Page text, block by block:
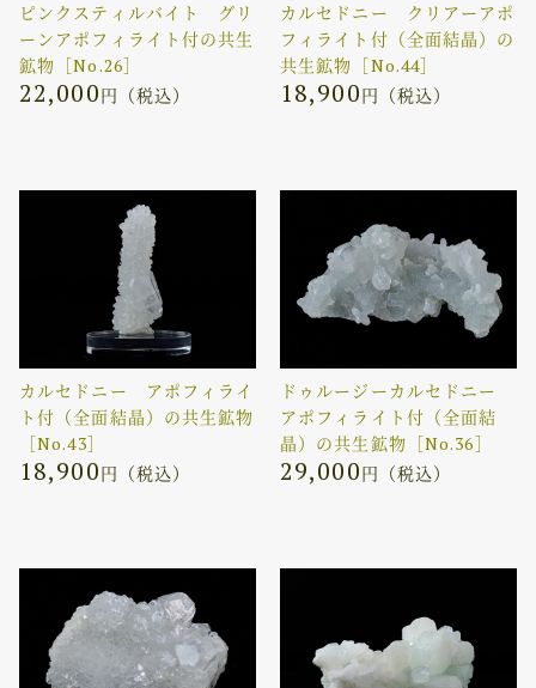
ピンクスティルバイト グリ
ーンアポフィライト付の共生
鉱物［No.26］
22,000円（税込）
カルセドニー クリアーアポ
フィライト付（全面結晶）の
共生鉱物［No.44］
18,900円（税込）
カルセドニー アポフィライ
ト付（全面結晶）の共生鉱物
［No.43］
18,900円（税込）
ドゥルージーカルセドニー
アポフィライト付（全面結
晶）の共生鉱物［No.36］
29,000円（税込）